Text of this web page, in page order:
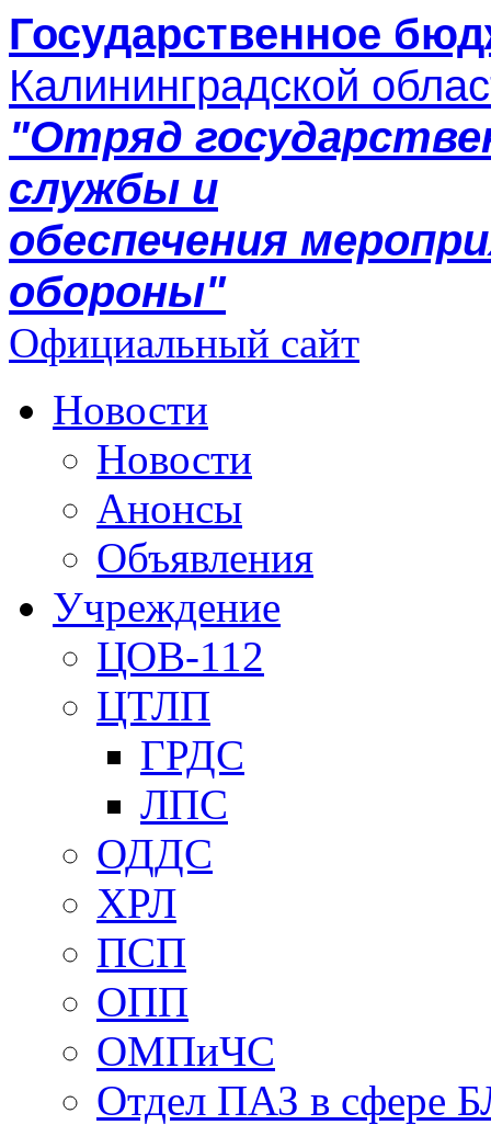
Государственное
Калининградской
"Отряд
службы и
обеспечения
обороны"
Официальный сайт
Новости
Новости
Анонсы
Объявления
Учреждение
ЦОВ-112
ЦТЛП
ГРДС
ЛПС
ОДДС
ХРЛ
ПСП
ОПП
ОМПиЧС
Отдел ПАЗ в сфере